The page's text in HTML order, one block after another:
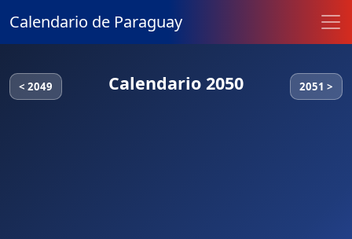
Calendario de Paraguay
< 2049 Calendario 2050 2051 >